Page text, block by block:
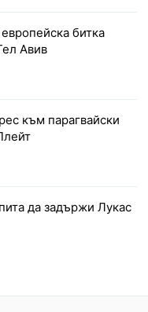
битка
Авив
към парагвайски
да задържи Лукас